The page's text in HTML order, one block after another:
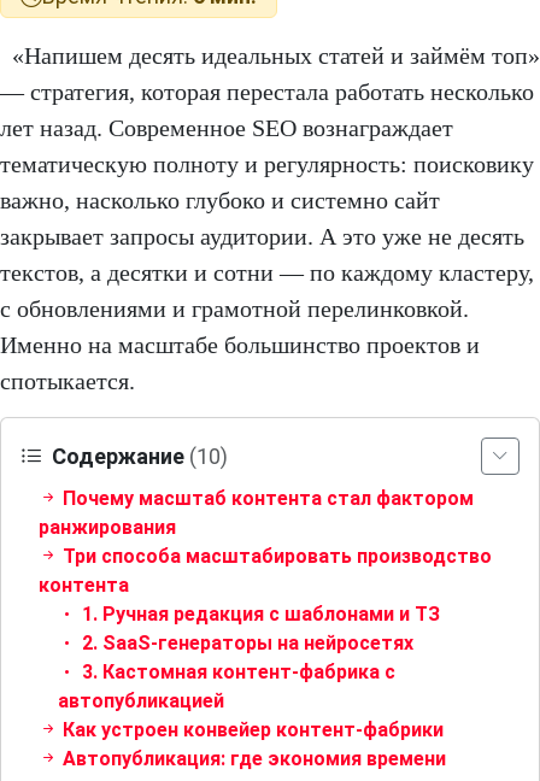
«Напишем десять идеальных статей и займём топ»
— стратегия, которая перестала работать несколько
лет назад. Современное SEO вознаграждает
тематическую полноту и регулярность: поисковику
важно, насколько глубоко и системно сайт
закрывает запросы аудитории. А это уже не десять
текстов, а десятки и сотни — по каждому кластеру,
с обновлениями и грамотной перелинковкой.
Именно на масштабе большинство проектов и
спотыкается.
Содержание (10)
Почему масштаб контента стал фактором
ранжирования
Три способа масштабировать производство
контента
1. Ручная редакция с шаблонами и ТЗ
2. SaaS-генераторы на нейросетях
3. Кастомная контент-фабрика с
автопубликацией
Как устроен конвейер контент-фабрики
Автопубликация: где экономия времени